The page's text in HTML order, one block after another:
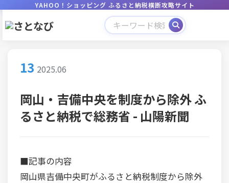
YAHOO！ショッピング ふるさと納税横断攻略サイト
13 2025.06
岡山・吉備中央を制度から除外 ふ
るさと納税で総務省 - 山陽新聞
■記事の内容
岡山県吉備中央町がふるさと納税制度から除外